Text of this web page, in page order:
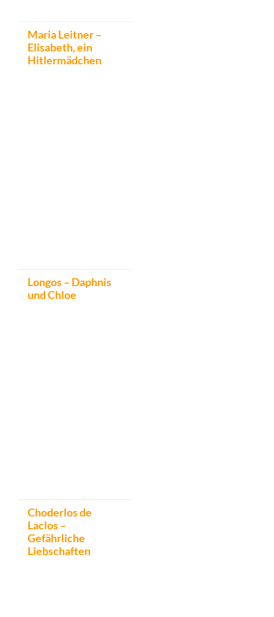
Maria Leitner –
Elisabeth, ein
Hitlermädchen
Longos – Daphnis
und Chloe
Choderlos de
Laclos –
Gefährliche
Liebschaften